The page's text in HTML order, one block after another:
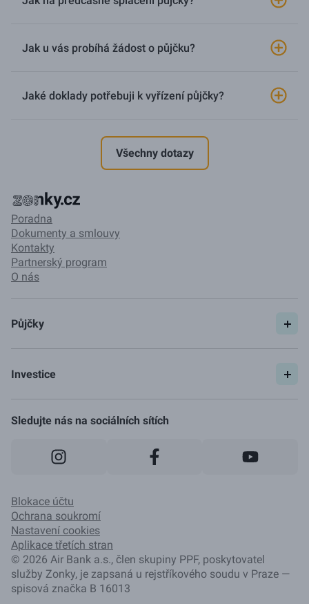
Jak u vás probíhá žádost o půjčku?
Jaké doklady potřebuji k vyřízení půjčky?
Všechny dotazy
Poradna
Dokumenty a smlouvy
Kontakty
Partnerský program
O nás
Půjčky
Pojištění
Investice
Jak to funguje
Sledujte nás na sociálních sítích
Blokace účtu
Ochrana soukromí
Nastavení cookies
Aplikace třetích stran
© 2026 Air Bank a.s., člen skupiny PPF, poskytovatel
služby Zonky, je zapsaná u rejstříkového soudu v Praze —
spisová značka B 16013